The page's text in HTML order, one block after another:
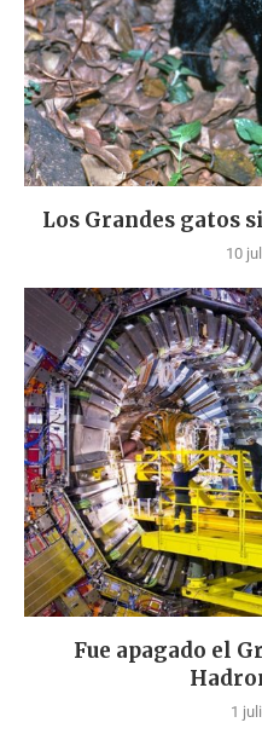
Los Grandes gatos
10
Fue apagado el
1